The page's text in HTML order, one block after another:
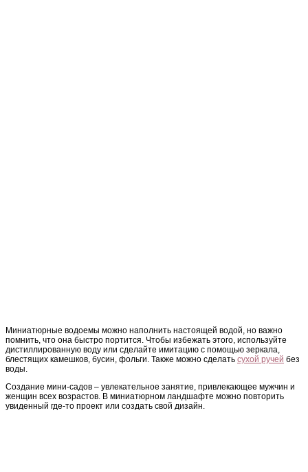
Миниатюрные водоемы можно наполнить настоящей водой, но важно
помнить, что она быстро портится. Чтобы избежать этого, используйте
дистиллированную воду или сделайте имитацию с помощью зеркала,
блестящих камешков, бусин, фольги. Также можно сделать сухой ручей без
воды.
Создание мини-садов – увлекательное занятие, привлекающее мужчин и
женщин всех возрастов. В миниатюрном ландшафте можно повторить
увиденный где-то проект или создать свой дизайн.